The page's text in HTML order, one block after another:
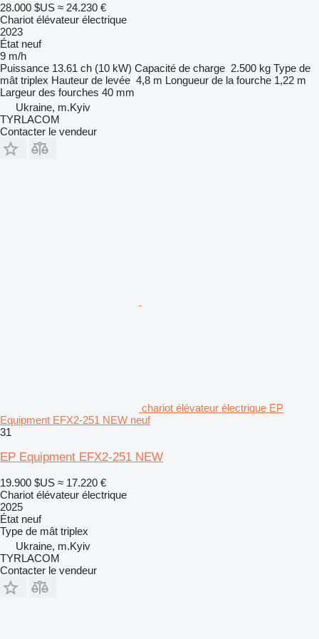
28.000 $US ≈ 24.230 €
Chariot élévateur électrique
2023
État neuf
9 m/h
Puissance 13.61 ch (10 kW) Capacité de charge 2.500 kg Type de
mât triplex Hauteur de levée 4,8 m Longueur de la fourche 1,22 m
Largeur des fourches 40 mm
Ukraine, m.Kyiv
TYRLACOM
Contacter le vendeur
chariot élévateur électrique EP
Equipment EFX2-251 NEW neuf
31
EP Equipment EFX2-251 NEW
19.900 $US ≈ 17.220 €
Chariot élévateur électrique
2025
État neuf
Type de mât triplex
Ukraine, m.Kyiv
TYRLACOM
Contacter le vendeur